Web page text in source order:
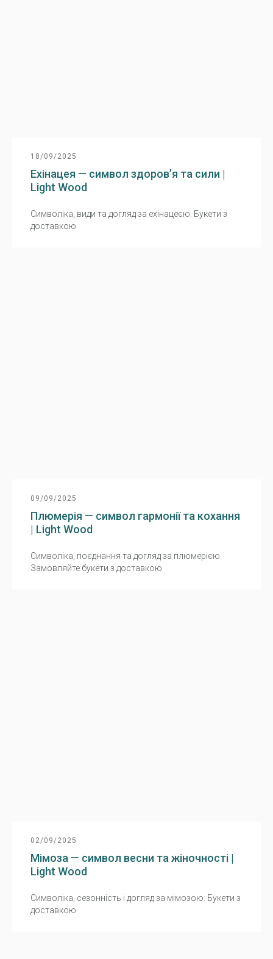
18/09/2025
Ехінацея — символ здоров’я та сили |
Light Wood
Символіка, види та догляд за ехінацеєю. Букети з
доставкою
09/09/2025
Плюмерія — символ гармонії та кохання
| Light Wood
Символіка, поєднання та догляд за плюмерією.
Замовляйте букети з доставкою
02/09/2025
Мімоза — символ весни та жіночності |
Light Wood
Символіка, сезонність і догляд за мімозою. Букети з
доставкою